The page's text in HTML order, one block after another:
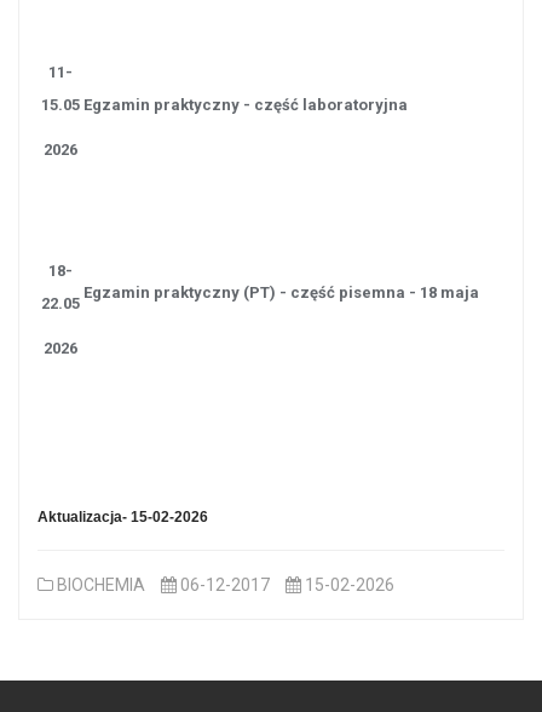
11-
15.05
2026
Egzamin praktyczny - część laboratoryjna
18-
22.05
2026
Egzamin praktyczny (PT) - część pisemna - 18 maja
Aktualizacja- 15-02-2026
BIOCHEMIA 06-12-2017 15-02-2026